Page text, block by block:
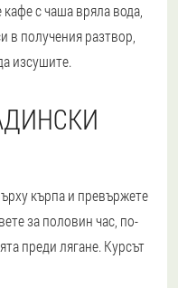
с чаша вряла вода,
в получения разтвор,
изсушите.
кърпа и превържете
за половин час, по-
преди лягане. Курсът